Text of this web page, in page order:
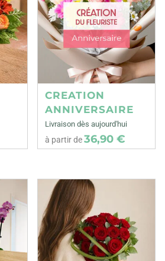
CREATION
ANNIVERSAIRE
Livraison dès aujourd'hui
à partir de36,90 €